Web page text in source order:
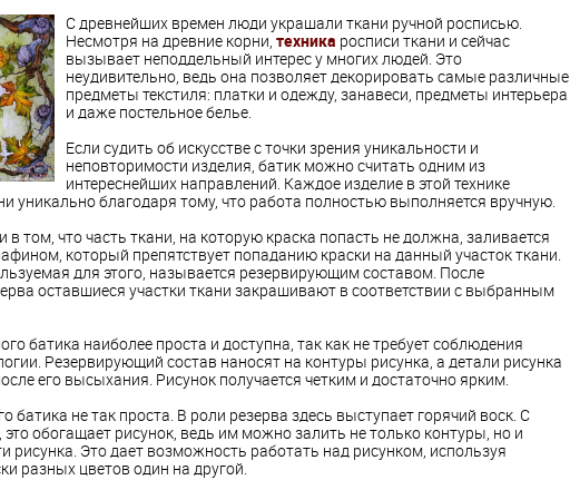
С древнейших времен люди украшали ткани ручной росписью.
Несмотря на древние корни, техника росписи ткани и сейчас
вызывает неподдельный интерес у многих людей. Это
неудивительно, ведь она позволяет декорировать самые различные
предметы текстиля: платки и одежду, занавеси, предметы интерьера
и даже постельное белье.
Если судить об искусстве с точки зрения уникальности и
неповторимости изделия, батик можно считать одним из
интереснейших направлений. Каждое изделие в этой технике
уникально благодаря тому, что работа полностью выполняется вручную.
в том, что часть ткани, на которую краска попасть не должна, заливается
который препятствует попаданию краски на данный участок ткани.
для этого, называется резервирующим составом. После
оставшиеся участки ткани закрашивают в соответствии с выбранным
батика наиболее проста и доступна, так как не требует соблюдения
Резервирующий состав наносят на контуры рисунка, а детали рисунка
его высыхания. Рисунок получается четким и достаточно ярким.
батика не так проста. В роли резерва здесь выступает горячий воск. С
обогащает рисунок, ведь им можно залить не только контуры, но и
рисунка. Это дает возможность работать над рисунком, используя
разных цветов один на другой.